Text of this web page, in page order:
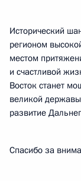
Исторический
регионом
местом
и счастливой
Восток станет
великой
развитие
Спасибо за